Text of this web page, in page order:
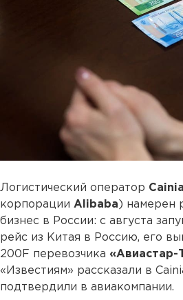
Логистический оператор
корпорации Alibaba ) намерен
бизнес в России: с августа
рейс из Китая в Россию, его
200F перевозчика «Авиастар-
«Известиям» рассказали в
подтвердили в авиакомпании.